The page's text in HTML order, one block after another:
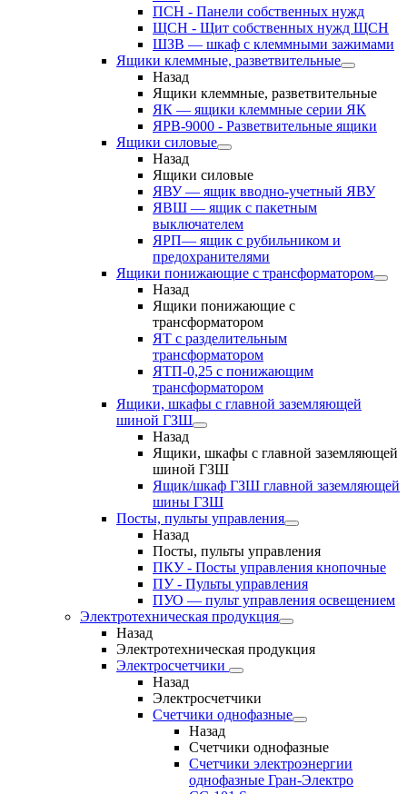
ПСН - Панели собственных нужд
ЩСН - Щит собственных нужд ЩСН
ШЗВ — шкаф с клеммными зажимами
Ящики клеммные, разветвительные
Назад
Ящики клеммные, разветвительные
ЯК — ящики клеммные серии ЯК
ЯРВ-9000 - Разветвительные ящики
Ящики силовые
Назад
Ящики силовые
ЯВУ — ящик вводно-учетный ЯВУ
ЯВШ — ящик с пакетным
выключателем
ЯРП— ящик с рубильником и
предохранителями
Ящики понижающие с трансформатором
Назад
Ящики понижающие с
трансформатором
ЯТ с разделительным
трансформатором
ЯТП-0,25 с понижающим
трансформатором
Ящики, шкафы с главной заземляющей
шиной ГЗШ
Назад
Ящики, шкафы с главной заземляющей
шиной ГЗШ
Ящик/шкаф ГЗШ главной заземляющей
шины ГЗШ
Посты, пульты управления
Назад
Посты, пульты управления
ПКУ - Посты управления кнопочные
ПУ - Пульты управления
ПУО — пульт управления освещением
Электротехническая продукция
Назад
Электротехническая продукция
Электросчетчики
Назад
Электросчетчики
Счетчики однофазные
Назад
Счетчики однофазные
Счетчики электроэнергии
однофазные Гран-Электро